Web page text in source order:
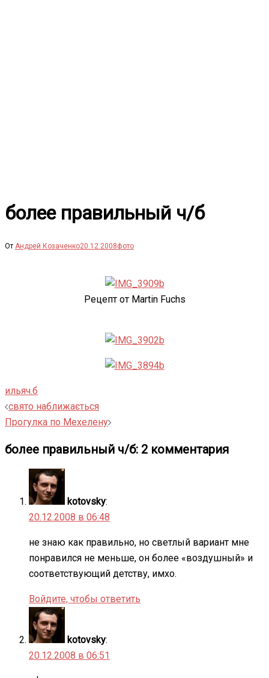
более правильный ч/б
От Андрей Козаченко20.12.2008фото
Рецепт от Martin Fuchs
ильяч.б
Навигация
записи
свято наближається
Прогулка по Мехелену
более правильный ч/б: 2 комментария
kotovsky:
20.12.2008 в 06:48
не знаю как правильно, но светлый вариант мне
понравился не меньше, он более «воздушный» и
соответствующий детству, имхо.
Войдите, чтобы ответить
kotovsky:
20.12.2008 в 06:51